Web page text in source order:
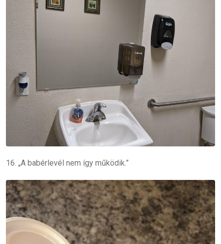
16. „A babérlevél nem így működik.”